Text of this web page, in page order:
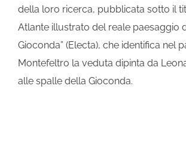
della loro ricerca, pubblicata sotto il
Atlante illustrato del reale paesaggio
Gioconda” (Electa), che identifica nel
Montefeltro la veduta dipinta da
alle spalle della Gioconda.